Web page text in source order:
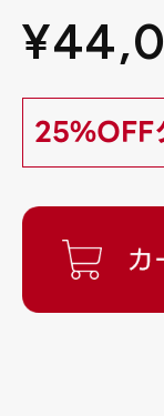
¥
25%OFF